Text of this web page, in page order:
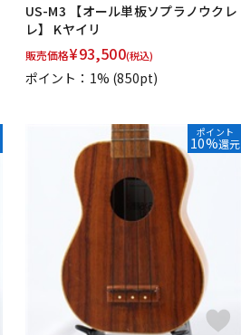
US-M3 【オール単板ソプラノウクレ
レ】 Kヤイリ
販売価格¥93,500(税込)
ポイント：1% (850pt)
ポイント
10%還元